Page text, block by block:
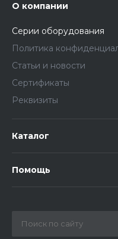
О компании
Серии оборудования
Политика
Статьи и новости
Сертификаты
Реквизиты
Каталог
Помощь